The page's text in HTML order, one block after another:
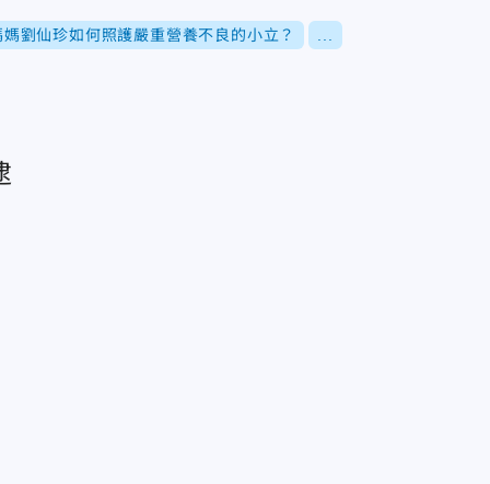
劉仙珍如何照護嚴重營養不良的小立？